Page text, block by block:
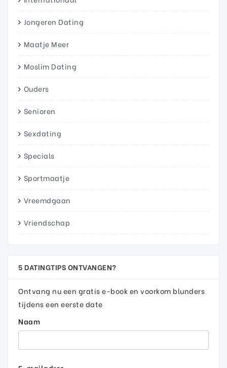
Jongeren Dating
Maatje Meer
Moslim Dating
Ouders
Senioren
Sexdating
Specials
Sportmaatje
Vreemdgaan
Vriendschap
5 DATINGTIPS ONTVANGEN?
Ontvang nu een gratis e-book en voorkom blunders
tijdens een eerste date
Naam